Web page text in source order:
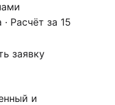
Расчёт за 15
заявку
и